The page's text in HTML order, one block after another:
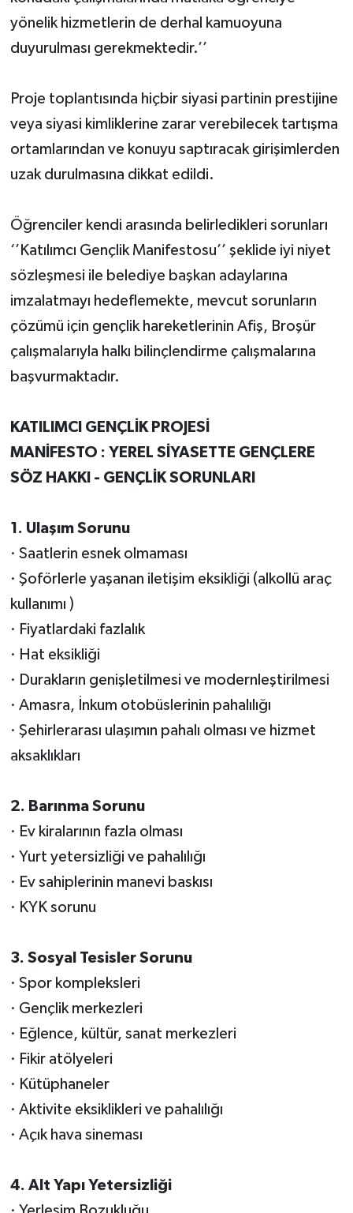
yönelik hizmetlerin de derhal kamuoyuna
duyurulması gerekmektedir.’’
Proje toplantısında hiçbir siyasi partinin prestijine
veya siyasi kimliklerine zarar verebilecek tartışma
ortamlarından ve konuyu saptıracak girişimlerden
uzak durulmasına dikkat edildi.
Öğrenciler kendi arasında belirledikleri sorunları
‘’Katılımcı Gençlik Manifestosu’’ şeklide iyi niyet
sözleşmesi ile belediye başkan adaylarına
imzalatmayı hedeflemekte, mevcut sorunların
çözümü için gençlik hareketlerinin Afiş, Broşür
çalışmalarıyla halkı bilinçlendirme çalışmalarına
başvurmaktadır.
KATILIMCI GENÇLİK PROJESİ
MANİFESTO : YEREL SİYASETTE GENÇLERE
SÖZ HAKKI - GENÇLİK SORUNLARI
1. Ulaşım Sorunu
· Saatlerin esnek olmaması
· Şoförlerle yaşanan iletişim eksikliği (alkollü araç
kullanımı )
· Fiyatlardaki fazlalık
· Hat eksikliği
· Durakların genişletilmesi ve modernleştirilmesi
· Amasra, İnkum otobüslerinin pahalılığı
· Şehirlerarası ulaşımın pahalı olması ve hizmet
aksaklıkları
2. Barınma Sorunu
· Ev kiralarının fazla olması
· Yurt yetersizliği ve pahalılığı
· Ev sahiplerinin manevi baskısı
· KYK sorunu
3. Sosyal Tesisler Sorunu
· Spor kompleksleri
· Gençlik merkezleri
· Eğlence, kültür, sanat merkezleri
· Fikir atölyeleri
· Kütüphaneler
· Aktivite eksiklikleri ve pahalılığı
· Açık hava sineması
4. Alt Yapı Yetersizliği